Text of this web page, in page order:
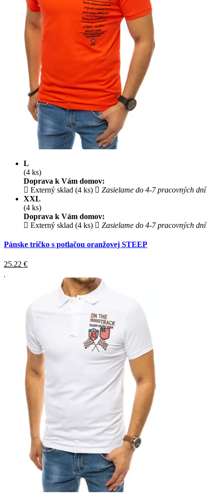
L
(4 ks)
Doprava k Vám domov:
Externý sklad (4 ks)
Zasielame do 4-7 pracovných dní
XXL
(4 ks)
Doprava k Vám domov:
Externý sklad (4 ks)
Zasielame do 4-7 pracovných dní
Pánske tričko s potlačou oranžovej STEEP
25.22 €